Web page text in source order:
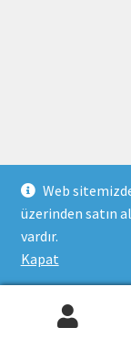
Web
üzerinden satın
vardır.
Kapat